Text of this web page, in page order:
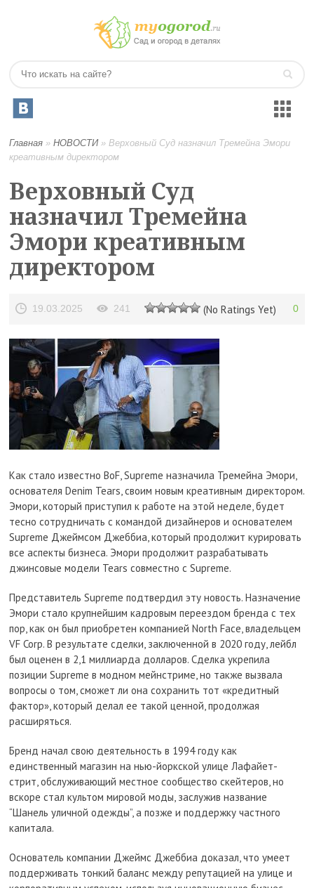
Главная »НОВОСТИ»Верховный Суд назначил Тремейна Эмори
креативным директором
Верховный Суд
назначил Тремейна
Эмори креативным
директором
19.03.2025 241 (No Ratings Yet) 0
Как стало известно BoF, Supreme назначила Тремейна Эмори,
основателя Denim Tears, своим новым креативным директором.
Эмори, который приступил к работе на этой неделе, будет
тесно сотрудничать с командой дизайнеров и основателем
Supreme Джеймсом Джеббиа, который продолжит курировать
все аспекты бизнеса. Эмори продолжит разрабатывать
джинсовые модели Tears совместно с Supreme.
Представитель Supreme подтвердил эту новость. Назначение
Эмори стало крупнейшим кадровым переездом бренда с тех
пор, как он был приобретен компанией North Face, владельцем
VF Corp. В результате сделки, заключенной в 2020 году, лейбл
был оценен в 2,1 миллиарда долларов. Сделка укрепила
позиции Supreme в модном мейнстриме, но также вызвала
вопросы о том, сможет ли она сохранить тот «кредитный
фактор», который делал ее такой ценной, продолжая
расширяться.
Бренд начал свою деятельность в 1994 году как
единственный магазин на нью-йоркской улице Лафайет-
стрит, обслуживающий местное сообщество скейтеров, но
вскоре стал культом мировой моды, заслужив название
“Шанель уличной одежды”, а позже и поддержку частного
капитала.
Основатель компании Джеймс Джеббиа доказал, что умеет
поддерживать тонкий баланс между репутацией на улице и